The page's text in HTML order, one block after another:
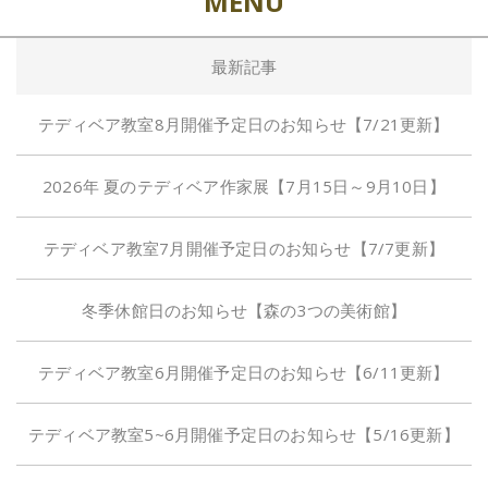
最新記事
テディベア教室8月開催予定日のお知らせ【7/21更新】
2026年 夏のテディベア作家展【7月15日～9月10日】
テディベア教室7月開催予定日のお知らせ【7/7更新】
冬季休館日のお知らせ【森の3つの美術館】
テディベア教室6月開催予定日のお知らせ【6/11更新】
テディベア教室5~6月開催予定日のお知らせ【5/16更新】